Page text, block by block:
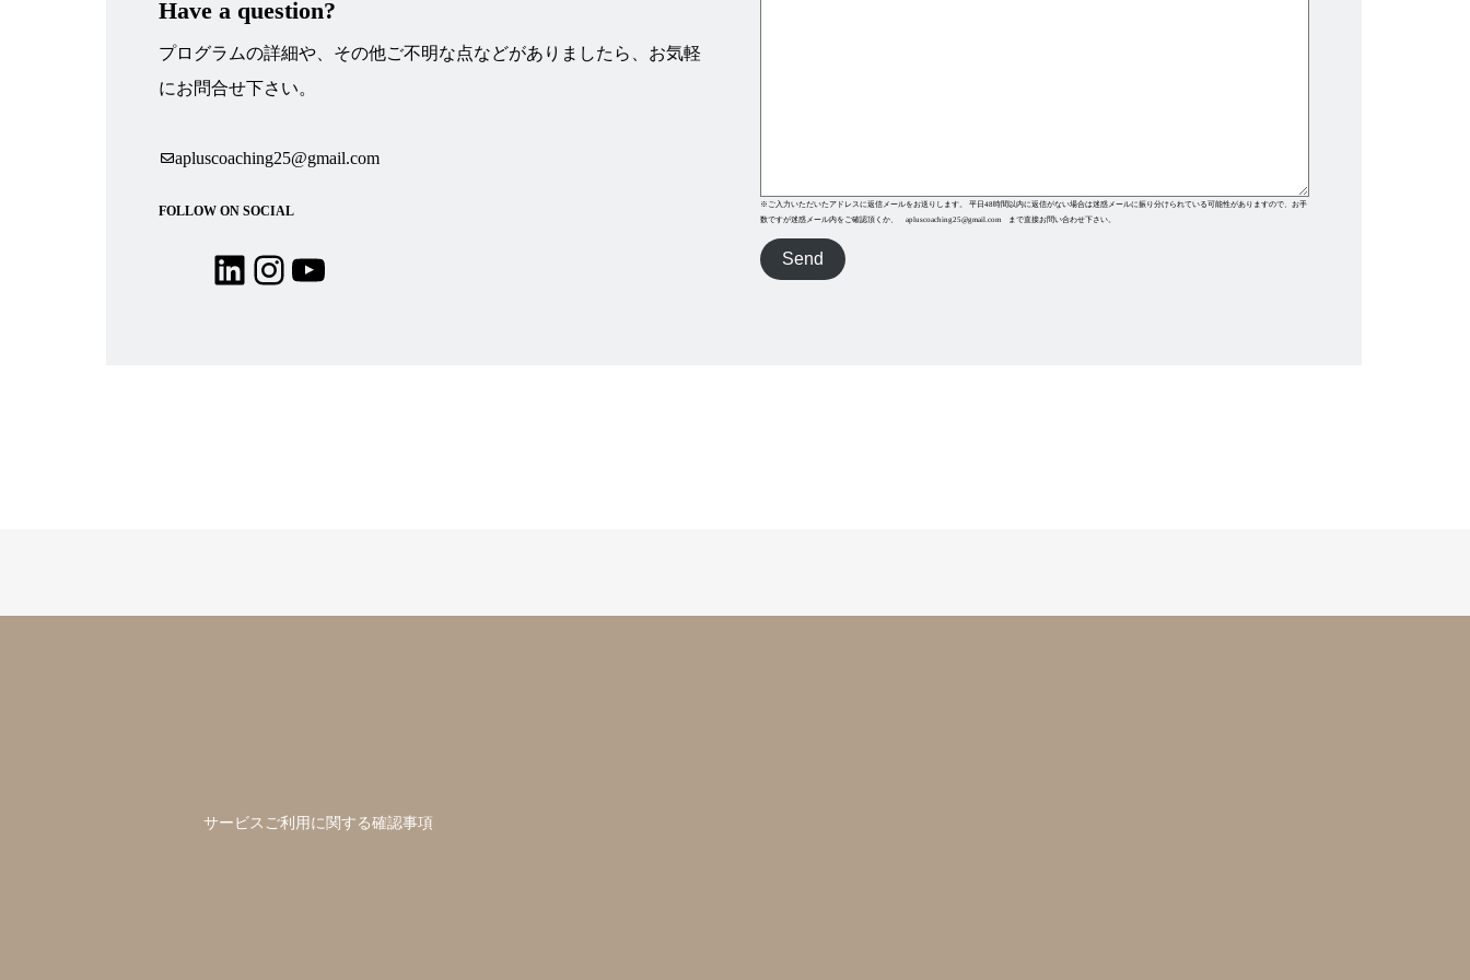
Have a question?
プログラムの詳細や、その他ご不明な点などがありましたら、お気軽
にお問合せ下さい。
apluscoaching25@gmail.com
FOLLOW ON SOCIAL
LinkedIn
Instagram
YouTube
※ご入力いただいたアドレスに返信メールをお送りします。 平日48時間以内に返信がない場合は迷惑メールに振り分けられている可能性がありますので、お手
数ですが迷惑メール内をご確認頂くか、 apluscoaching25@gmail.com まで直接お問い合わせ下さい。
Send
サービスご利用に関する確認事項